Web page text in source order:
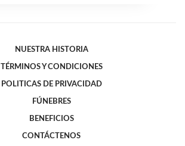
NUESTRA HISTORIA
TÉRMINOS Y CONDICIONES
POLITICAS DE PRIVACIDAD
FÚNEBRES
BENEFICIOS
CONTÁCTENOS